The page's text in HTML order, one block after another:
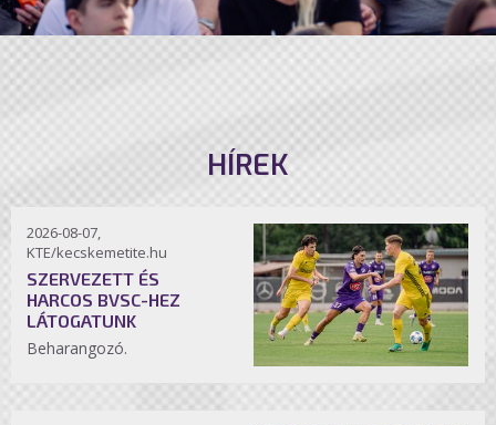
HÍREK
2026-08-07,
KTE/kecskemetite.hu
SZERVEZETT ÉS
HARCOS BVSC-HEZ
LÁTOGATUNK
Beharangozó.